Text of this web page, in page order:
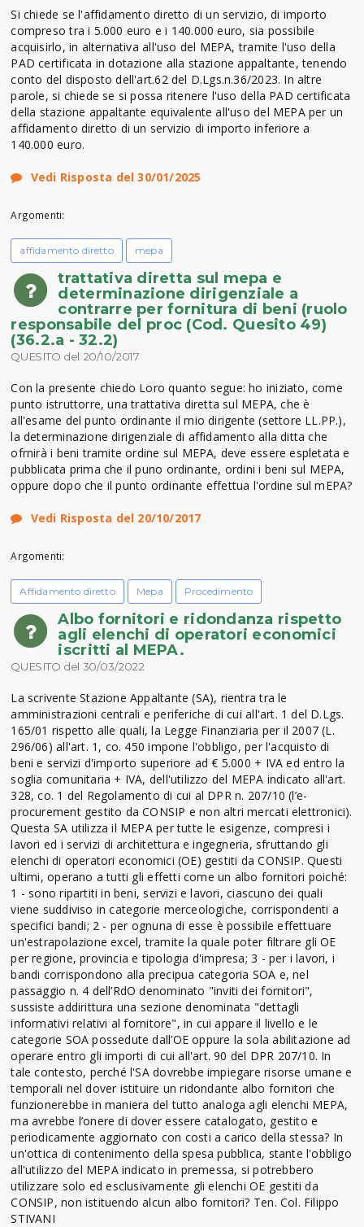
Si chiede se l'affidamento diretto di un servizio, di importo
compreso tra i 5.000 euro e i 140.000 euro, sia possibile
acquisirlo, in alternativa all'uso del MEPA, tramite l'uso della
PAD certificata in dotazione alla stazione appaltante, tenendo
conto del disposto dell'art.62 del D.Lgs.n.36/2023. In altre
parole, si chiede se si possa ritenere l'uso della PAD certificata
della stazione appaltante equivalente all'uso del MEPA per un
affidamento diretto di un servizio di importo inferiore a
140.000 euro.
Vedi Risposta del 30/01/2025
Argomenti:
affidamento diretto mepa
trattativa diretta sul mepa e
determinazione dirigenziale a
contrarre per fornitura di beni (ruolo
responsabile del proc (Cod. Quesito 49)
(36.2.a - 32.2)
QUESITO del 20/10/2017
Con la presente chiedo Loro quanto segue: ho iniziato, come
punto istruttorre, una trattativa diretta sul MEPA, che è
all'esame del punto ordinante il mio dirigente (settore LL.PP.),
la determinazione dirigenziale di affidamento alla ditta che
ofrnirà i beni tramite ordine sul MEPA, deve essere espletata e
pubblicata prima che il puno ordinante, ordini i beni sul MEPA,
oppure dopo che il punto ordinante effettua l'ordine sul mEPA?
Vedi Risposta del 20/10/2017
Argomenti:
Affidamento diretto Mepa Procedimento
Albo fornitori e ridondanza rispetto
agli elenchi di operatori economici
iscritti al MEPA.
QUESITO del 30/03/2022
La scrivente Stazione Appaltante (SA), rientra tra le
amministrazioni centrali e periferiche di cui all'art. 1 del D.Lgs.
165/01 rispetto alle quali, la Legge Finanziaria per il 2007 (L.
296/06) all'art. 1, co. 450 impone l'obbligo, per l'acquisto di
beni e servizi d'importo superiore ad € 5.000 + IVA ed entro la
soglia comunitaria + IVA, dell'utilizzo del MEPA indicato all'art.
328, co. 1 del Regolamento di cui al DPR n. 207/10 (l’e-
procurement gestito da CONSIP e non altri mercati elettronici).
Questa SA utilizza il MEPA per tutte le esigenze, compresi i
lavori ed i servizi di architettura e ingegneria, sfruttando gli
elenchi di operatori economici (OE) gestiti da CONSIP. Questi
ultimi, operano a tutti gli effetti come un albo fornitori poiché:
1 - sono ripartiti in beni, servizi e lavori, ciascuno dei quali
viene suddiviso in categorie merceologiche, corrispondenti a
specifici bandi; 2 - per ognuna di esse è possibile effettuare
un'estrapolazione excel, tramite la quale poter filtrare gli OE
per regione, provincia e tipologia d'impresa; 3 - per i lavori, i
bandi corrispondono alla precipua categoria SOA e, nel
passaggio n. 4 dell’RdO denominato "inviti dei fornitori",
sussiste addirittura una sezione denominata "dettagli
informativi relativi al fornitore", in cui appare il livello e le
categorie SOA possedute dall’OE oppure la sola abilitazione ad
operare entro gli importi di cui all'art. 90 del DPR 207/10. In
tale contesto, perché l'SA dovrebbe impiegare risorse umane e
temporali nel dover istituire un ridondante albo fornitori che
funzionerebbe in maniera del tutto analoga agli elenchi MEPA,
ma avrebbe l’onere di dover essere catalogato, gestito e
periodicamente aggiornato con costi a carico della stessa? In
un'ottica di contenimento della spesa pubblica, stante l'obbligo
all'utilizzo del MEPA indicato in premessa, si potrebbero
utilizzare solo ed esclusivamente gli elenchi OE gestiti da
CONSIP, non istituendo alcun albo fornitori? Ten. Col. Filippo
STIVANI